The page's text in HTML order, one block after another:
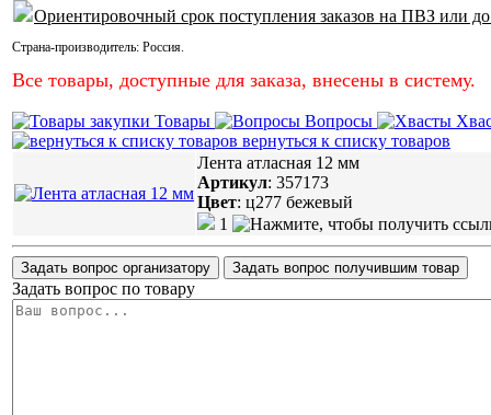
Ориентировочный срок поступления заказов на ПВЗ или
Страна-производитель: Россия.
Все товары, доступные для заказа, внесены в систему.
Товары Вопросы
вернуться к списку товаров
Лента атласная 12 мм
Артикул: 357173
Цвет: ц277 бежевый
1
Задать вопрос организатору Задать вопрос получившим товар
Задать вопрос по товару